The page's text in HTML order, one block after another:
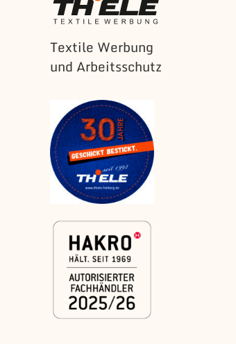
Textile Werbung
und Arbeitsschutz